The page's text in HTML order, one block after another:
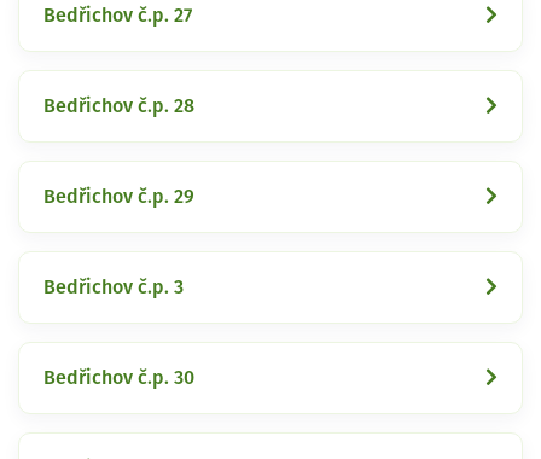
Bedřichov č.p. 27
Bedřichov č.p. 28
Bedřichov č.p. 29
Bedřichov č.p. 3
Bedřichov č.p. 30